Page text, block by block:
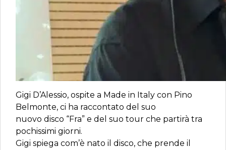
Gigi D’Alessio, ospite a Made in Italy con Pino
Belmonte, ci ha raccontato del suo
nuovo disco “Fra” e del suo tour che partirà tra
pochissimi giorni.
Gigi spiega com’è nato il disco, che prende il